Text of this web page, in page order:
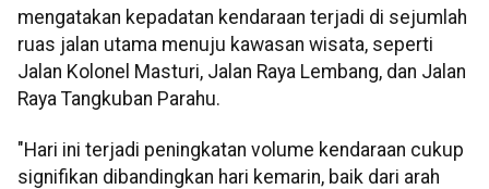
mengatakan kepadatan kendaraan terjadi di sejumlah
ruas jalan utama menuju kawasan wisata, seperti
Jalan Kolonel Masturi, Jalan Raya Lembang, dan Jalan
Raya Tangkuban Parahu.
"Hari ini terjadi peningkatan volume kendaraan cukup
signifikan dibandingkan hari kemarin, baik dari arah